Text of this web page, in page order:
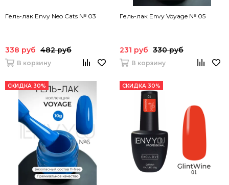
Гель-лак Envy Neo Cats № 03
338 руб 482 руб
В корзину
Гель-лак Envy Voyage № 05
231 руб 330 руб
В корзину
СКИДКА 30% СКИДКА 30%